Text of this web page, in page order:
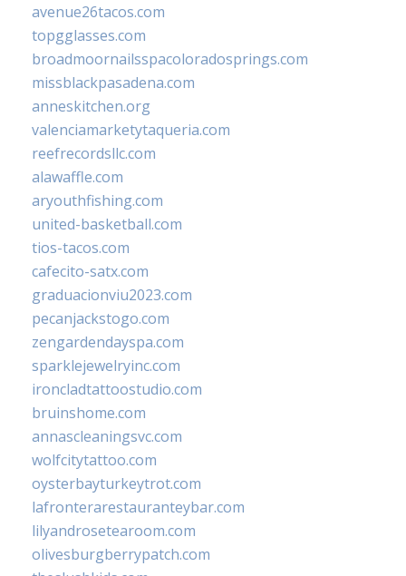
avenue26tacos.com
topgglasses.com
broadmoornailsspacoloradosprings.com
missblackpasadena.com
anneskitchen.org
valenciamarketytaqueria.com
reefrecordsllc.com
alawaffle.com
aryouthfishing.com
united-basketball.com
tios-tacos.com
cafecito-satx.com
graduacionviu2023.com
pecanjackstogo.com
zengardendayspa.com
sparklejewelryinc.com
ironcladtattoostudio.com
bruinshome.com
annascleaningsvc.com
wolfcitytattoo.com
oysterbayturkeytrot.com
lafronterarestauranteybar.com
lilyandrosetearoom.com
olivesburgberrypatch.com